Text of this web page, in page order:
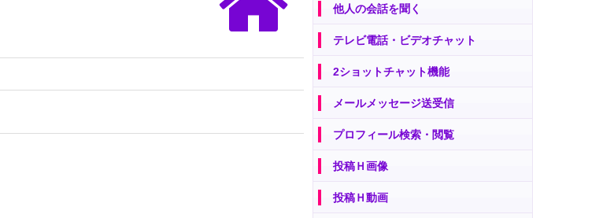
他人の会話を聞く
テレビ電話・ビデオチャット
2ショットチャット機能
メールメッセージ送受信
プロフィール検索・閲覧
投稿Ｈ画像
投稿Ｈ動画